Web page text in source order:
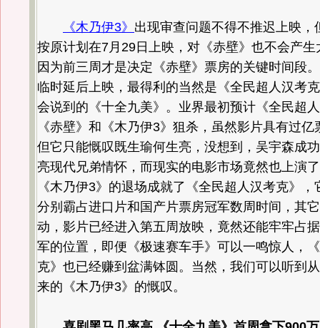
《木乃伊3》 出现审查问题不得不推迟上映，
按原计划在7月29日上映，对《赤壁》也不会产生
因为前三周才是决定《赤壁》票房的关键时间段
临时延后上映，最得利的当然是《全民超人汉考
会说到的《十全九美》。业界最初预计《全民超
《赤壁》和《木乃伊3》狙杀，虽然影片具有过亿
但它只能慨叹既生瑜何生亮，没想到，吴宇森成
亮现代兄弟情怀，而现实的电影市场竟然也上演
《木乃伊3》的退场成就了《全民超人汉考克》，
分别霸占进口片和国产片票房冠军数周时间，其
动，影片已经进入第五周放映，竟然还能牢牢占
军的位置，即便《极速赛车手》可以一鸣惊人，
克》也已经赚到盆满钵圆。当然，我们可以听到
来的《木乃伊3》的慨叹。